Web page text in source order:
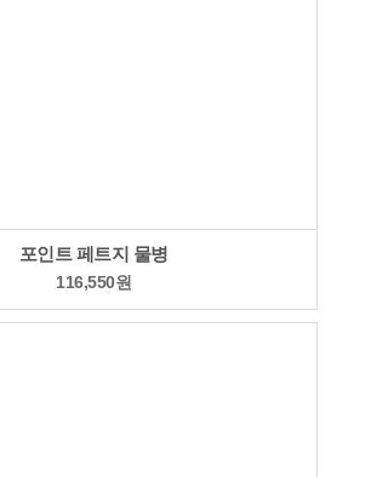
포인트 페트지 물병
116,550원